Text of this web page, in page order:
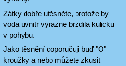
Zátky dobře utěsněte, protože by
voda uvnitř výrazně brzdila kuličku
v pohybu.
Jako těsnění doporučuji buď "O"
kroužky a nebo můžete zkusit